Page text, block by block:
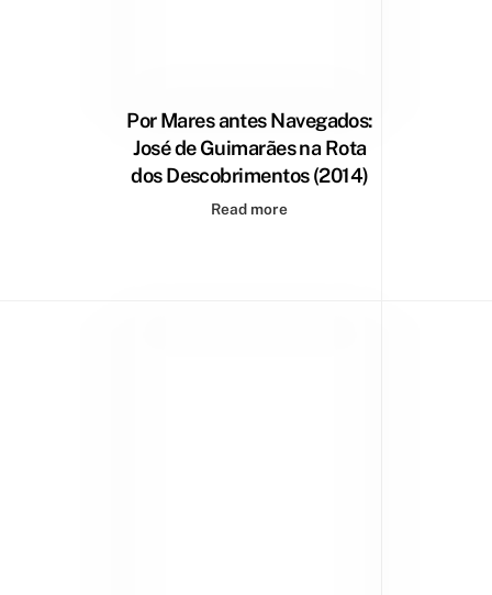
Por Mares antes Navegados:
José de Guimarães na Rota
dos Descobrimentos (2014)
Read more